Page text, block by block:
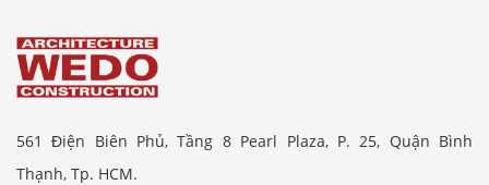
561 Điện Biên Phủ, Tầng 8 Pearl Plaza, P. 25, Quận Bình
Thạnh, Tp. HCM.